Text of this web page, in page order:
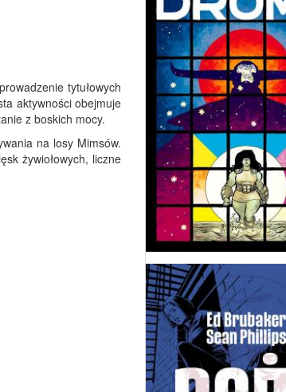
tytułowych
aktywności obejmuje
z boskich mocy.
na losy Mimsów.
żywiołowych, liczne